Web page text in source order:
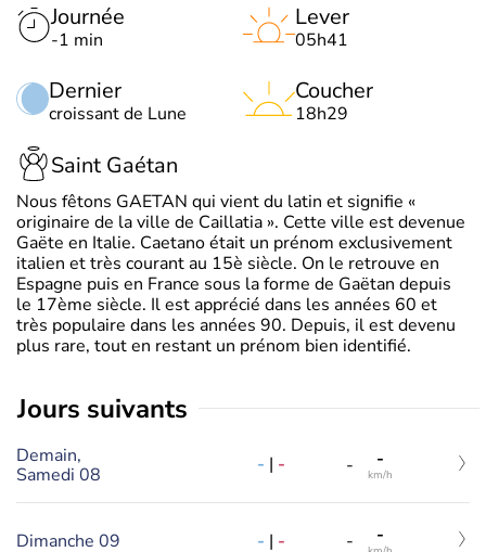
Journée
-1 min
Dernier
croissant de Lune
Lever
05h41
Coucher
18h29
Saint Gaétan
Nous fêtons GAETAN qui vient du latin et signifie «
originaire de la ville de Caillatia ». Cette ville est devenue
Gaëte en Italie. Caetano était un prénom exclusivement
italien et très courant au 15è siècle. On le retrouve en
Espagne puis en France sous la forme de Gaëtan depuis
le 17ème siècle. Il est apprécié dans les années 60 et
très populaire dans les années 90. Depuis, il est devenu
plus rare, tout en restant un prénom bien identifié.
jours suivants
Demain,
Samedi 08
- | - - -
km/h
Dimanche 09 - | - - -